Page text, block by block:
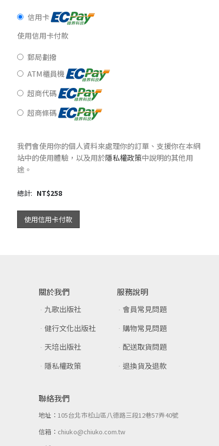
信用卡
使用信用卡付款
郵局劃撥
ATM櫃員機
超商代碼
超商條碼
我們會使用你的個人資料來處理你的訂單、支援你在本網
站中的使用體驗，以及用於隱私權政策中說明的其他用
途。
總計: NT$258
使用信用卡付款
關於我們
九歌出版社
健行文化出版社
天培出版社
隱私權政策
服務說明
會員常見問題
購物常見問題
配送取貨問題
退換貨及退款
聯絡我們
地址：105台北市松山區八德路三段12巷57弄40號
信箱： chiuko@chiuko.com.tw